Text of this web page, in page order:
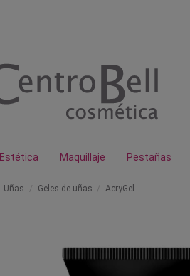
Estética Maquillaje Pestañas
Uñas Geles de uñas AcryGel